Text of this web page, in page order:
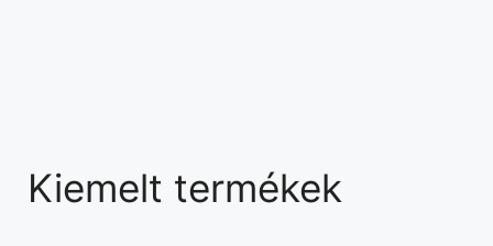
Kiemelt termékek